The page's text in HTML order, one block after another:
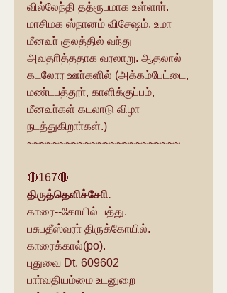
வில்லேந்தி தத்ரூபமாக உள்ளாா்.
மாசிமக ஸ்நானம் விசேஷம். உமா
மீனவா் குலத்தில் வந்து
அவதாித்ததாக வரலாறு. ஆதலால்
கடலோர ஊா்களில் (அக்கம்பேட்டை,
மண்டபத்தூா், காளிக்குப்பம்,
மீனவா்கள் கடலாடு விழா
நடத்துகிறாா்கள்.)
~~~~~~~~~~~~~~~~~~~~~~~~
🔴167🔴
திருத்தெளிச்சோி.
காரை--கோயில் பத்து.
பசுபதீஸ்வரா் திருக்கோயில்.
காரைக்கால்(po).
புதுவை Dt. 609602
பாா்வதியம்மை உடனுறை